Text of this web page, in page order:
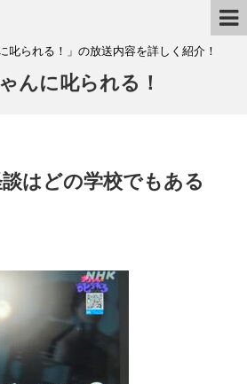
叱られる！」の放送内容を詳しく紹介！
んに叱られる！
はどの学校でもある